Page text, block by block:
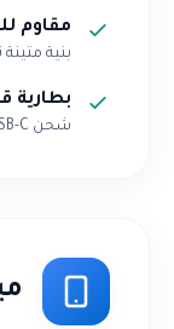
مقاوم
بنية
بطارية
شحن USB-C مع عمر بطارية يصل إلى 14 يوماً لكل شحنة